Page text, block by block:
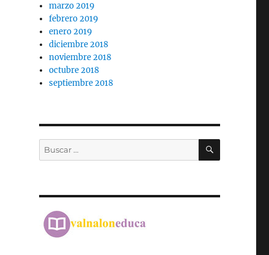
marzo 2019
febrero 2019
enero 2019
diciembre 2018
noviembre 2018
octubre 2018
septiembre 2018
Buscar
por:
BUSCAR